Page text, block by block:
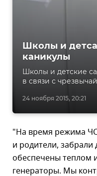
24 ноября 2015, 20:21
Школы и
каникулы
Школы и детские
в связи с
"На время режима
и родители,
обеспечены теплом
генераторы. Мы